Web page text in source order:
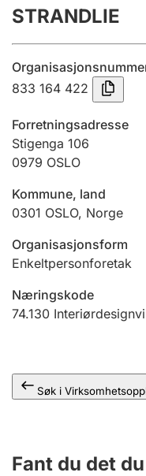
Innsending og
Tinglysing
Jeger
Ektepaktveileder
Offentlig sektor
STRANDLIE
833 164 422
Forretningsadresse
Stigenga 106
0979 OSLO
Kommune, land
0301 OSLO, Norge
Organisasjonsform
Enkeltpersonforetak
Næringskode
74.130
Søk i
Fant du det